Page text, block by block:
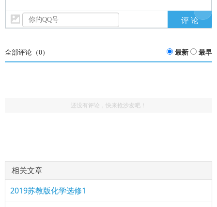
全部评论（0） 最新 最早
还没有评论，快来抢沙发吧！
相关文章
2019苏教版化学选修1